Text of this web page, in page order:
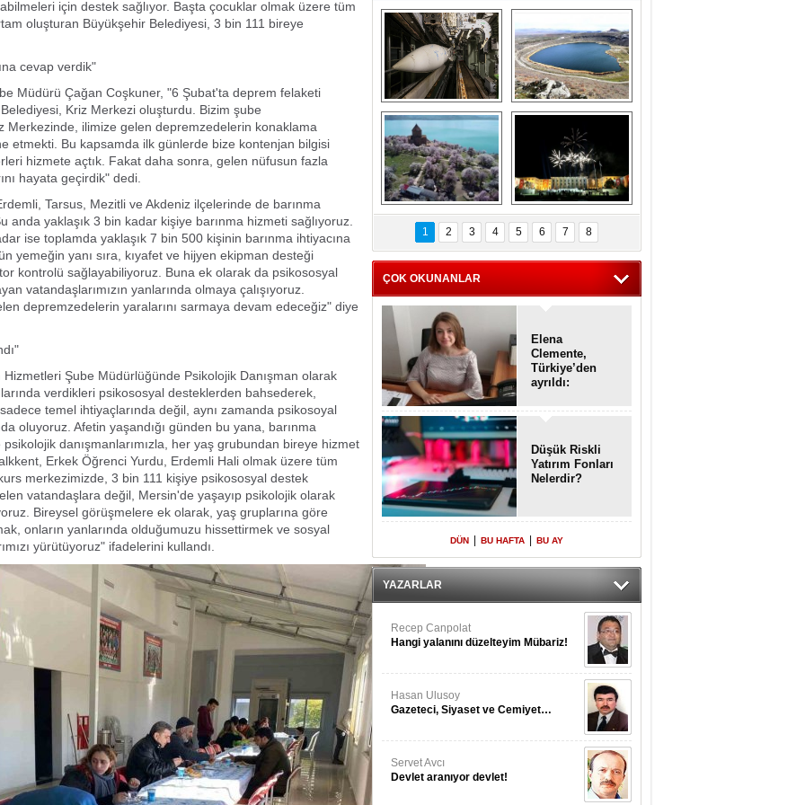
için destek sağlıyor. Başta çocuklar olmak üzere tüm
oluşturan Büyükşehir Belediyesi, 3 bin 111 bireye
cevap verdik"
Müdürü Çağan Coşkuner, "6 Şubat'ta deprem felaketi
Kriz Merkezi oluşturdu. Bizim şube
Merkezinde, ilimize gelen depremzedelerin konaklama
etmekti. Bu kapsamda ilk günlerde bize kontenjan bilgisi
hizmete açtık. Fakat daha sonra, gelen nüfusun fazla
hayata geçirdik" dedi.
Tarsus, Mezitli ve Akdeniz ilçelerinde de barınma
yaklaşık 3 bin kadar kişiye barınma hizmeti sağlıyoruz.
ise toplamda yaklaşık 7 bin 500 kişinin barınma ihtiyacına
yemeğin yanı sıra, kıyafet ve hijyen ekipman desteği
kontrolü sağlayabiliyoruz. Buna ek olarak da psikososyal
vatandaşlarımızın yanlarında olmaya çalışıyoruz.
depremzedelerin yaralarını sarmaya devam edeceğiz" diye
Hizmetleri Şube Müdürlüğünde Psikolojik Danışman olarak
verdikleri psikososyal desteklerden bahsederek,
temel ihtiyaçlarında değil, aynı zamanda psikosoyal
oluyoruz. Afetin yaşandığı günden bu yana, barınma
danışmanlarımızla, her yaş grubundan bireye hizmet
Erkek Öğrenci Yurdu, Erdemli Hali olmak üzere tüm
merkezimizde, 3 bin 111 kişiye psikososyal destek
vatandaşlara değil, Mersin'de yaşayıp psikolojik olarak
Bireysel görüşmelere ek olarak, yaş gruplarına göre
onların yanlarında olduğumuzu hissettirmek ve sosyal
yürütüyoruz" ifadelerini kullandı.
Askeri gemi
mezarlığındaki terk
edilmiş gemilerin
etkileyici
görüntüleri
Kapadokya'nın
ilkbaharda bir başka
güzel
Ziyaretçisiz kalan
Akdamar Adası
badem çiçekleri ile
görsel bir güzellik
Haftanın
fotoğrafları
1 2 3 4 5 6 7 8
ÇOK OKUNANLAR
Elena
Clemente,
Türkiye’den
ayrıldı:
Enkaz!
Düşük Riskli
Yatırım Fonları
Nelerdir?
DÜN BU HAFTA BU AY
YAZARLAR
Recep Canpolat
Hangi yalanını düzelteyim Mübariz!
Hasan Ulusoy
Gazeteci, Siyaset ve Cemiyet…
Servet Avcı
Devlet aranıyor devlet!